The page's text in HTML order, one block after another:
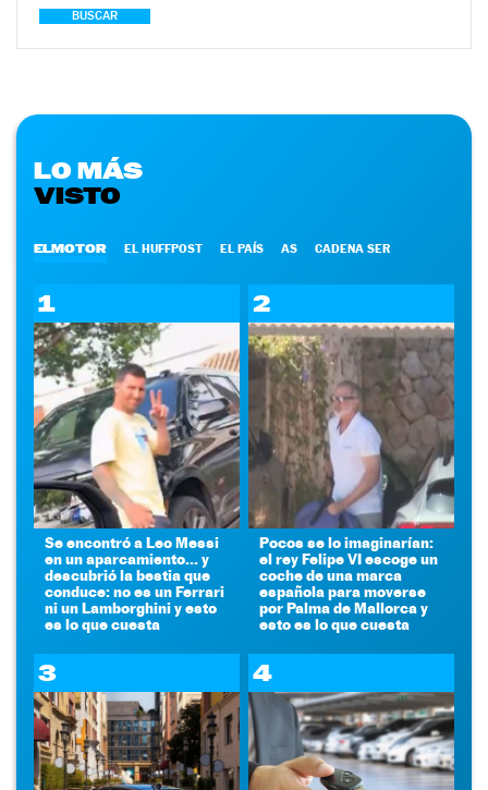
BUSCAR
LO MÁS
VISTO
ELMOTOR EL HUFFPOST EL PAÍS AS CADENA SER
1
Se encontró a Leo Messi
en un aparcamiento... y
descubrió la bestia que
conduce: no es un Ferrari
ni un Lamborghini y esto
es lo que cuesta
2
Pocos se lo imaginarían:
el rey Felipe VI escoge un
coche de una marca
española para moverse
por Palma de Mallorca y
esto es lo que cuesta
3 4